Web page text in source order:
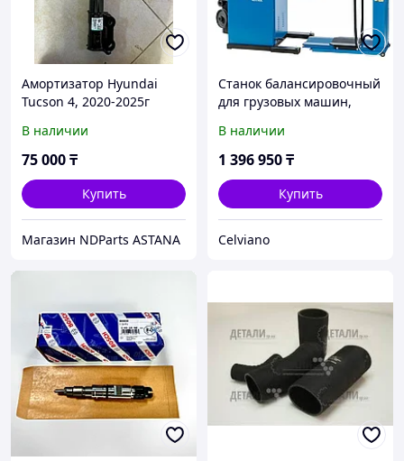
Амортизатор Hyundai
Tucson 4, 2020-2025г
54651N9200
В наличии
75 000₸
Купить
Магазин NDParts ASTANA
Станок балансировочный
для грузовых машин,
В наличии
1 396 950₸
Купить
Celviano